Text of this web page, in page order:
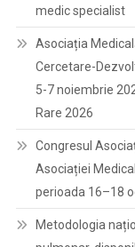
medic specialist
Asociația
Cercetare-
5-7 noiembrie
Rare 2026
Congresul
Asociației
perioada 16–18
Metodologia